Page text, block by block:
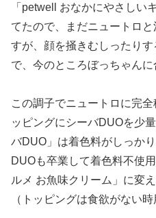
「petwell おなかにやさしい
てたので、まだニュートロ
すが、顔を掻きむしったり
で、今のところぼっちゃんに
この調子でニュートロに完
ッピングにシーバDUOを少
バDUO」は着色料がしっか
DUOも卒業して着色料不使
ルメ お魚味クリーム」に変
（トッピングは食欲がない時